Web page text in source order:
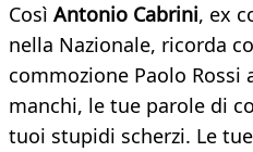
Così Antonio Cabrini, ex
nella Nazionale, ricorda
commozione Paolo Rossi
manchi, le tue parole di
tuoi stupidi scherzi. Le